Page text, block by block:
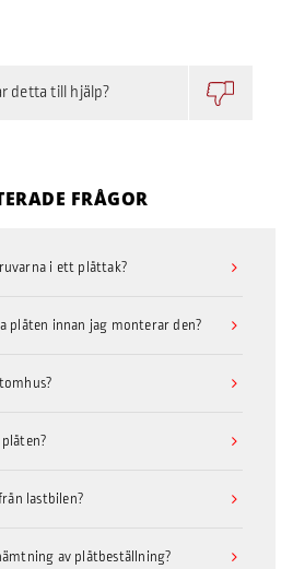
detta till hjälp?
FRÅGOR
i ett plåttak?
plåten innan jag monterar den?
lastbilen?
av plåtbeställning?